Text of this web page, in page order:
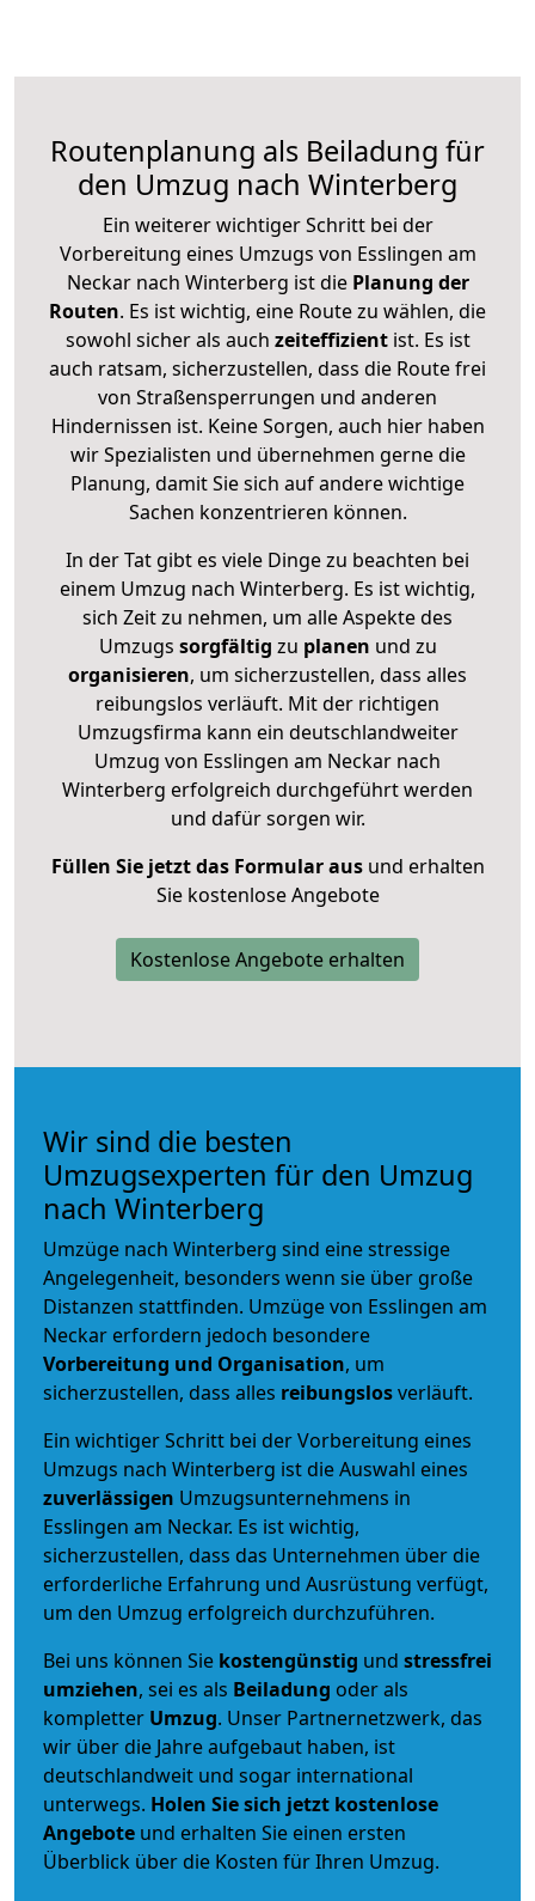
Routenplanung als Beiladung für
den Umzug nach Winterberg
Ein weiterer wichtiger Schritt bei der
Vorbereitung eines Umzugs von Esslingen am
Neckar nach Winterberg ist diePlanung der
Routen. Es ist wichtig, eine Route zu wählen, die
sowohl sicher als auch zeiteffizientist. Es ist
auch ratsam, sicherzustellen, dass die Route frei
von Straßensperrungen und anderen
Hindernissen ist. Keine Sorgen, auch hier haben
wir Spezialisten und übernehmen gerne die
Planung, damit Sie sich auf andere wichtige
Sachen konzentrieren können.
In der Tat gibt es viele Dinge zu beachten bei
einem Umzug nach Winterberg. Es ist wichtig,
sich Zeit zu nehmen, um alle Aspekte des
Umzugs sorgfältig zu planen und zu
organisieren, um sicherzustellen, dass alles
reibungslos verläuft. Mit der richtigen
Umzugsfirma kann ein deutschlandweiter
Umzug von Esslingen am Neckar nach
Winterberg erfolgreich durchgeführt werden
und dafür sorgen wir.
Füllen Sie jetzt das Formular ausund erhalten
Sie kostenlose Angebote
Kostenlose Angebote erhalten
Wir sind die besten
Umzugsexperten für den Umzug
nach Winterberg
Umzüge nach Winterberg sind eine stressige
Angelegenheit, besonders wenn sie über große
Distanzen stattfinden. Umzüge von Esslingen am
Neckar erfordern jedoch besondere
Vorbereitung und Organisation, um
sicherzustellen, dass alles reibungslosverläuft.
Ein wichtiger Schritt bei der Vorbereitung eines
Umzugs nach Winterberg ist die Auswahl eines
zuverlässigen Umzugsunternehmens in
Esslingen am Neckar. Es ist wichtig,
sicherzustellen, dass das Unternehmen über die
erforderliche Erfahrung und Ausrüstung verfügt,
um den Umzug erfolgreich durchzuführen.
Bei uns können Sie kostengünstig und stressfrei
umziehen, sei es als Beiladung oder als
kompletter Umzug. Unser Partnernetzwerk, das
wir über die Jahre aufgebaut haben, ist
deutschlandweit und sogar international
unterwegs. Holen Sie sich jetzt kostenlose
Angebote und erhalten Sie einen ersten
Überblick über die Kosten für Ihren Umzug.